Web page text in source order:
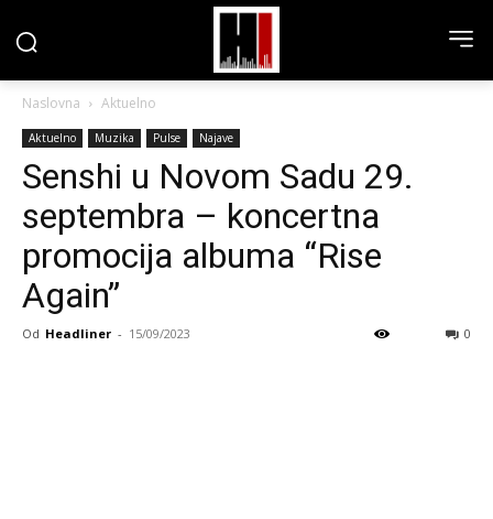
Naslovna Aktuelno
Aktuelno Muzika Pulse Najave
Senshi u Novom Sadu 29.
septembra – koncertna
promocija albuma “Rise
Again”
Od Headliner - 15/09/2023 0